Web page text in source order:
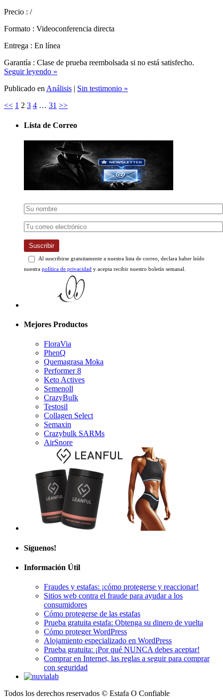
Formato : Videoconferencia directa
Entrega : En línea
Garantía : Clase de prueba reembolsada si no está satisfecho.
Publicado enAnálisis
<< 1 2 3 4 … 31 >>
Lista de Correo
Suscribir
Al suscribirse gratuitamente a nuestra lista de correo, declara haber leído
nuestrapolítica de privacidad
FloraVia
Quemagrasa Moka
Performer 8
Keto Actives
Semenoll
CrazyBulk
Testosil
Collagen Select
Semaxin
Crazybulk SARMs
AirSnore
Información Útil
Fraudes y estafas: ¡cómo protegerse y reaccionar!
consumidores
Cómo protegerse de las estafas
Prueba gratuita estafa: Obtenga su dinero de vuelta
Cómo proteger WordPress
Alojamiento especializado en WordPress
Prueba gratuita: ¡Por qué NUNCA debes aceptar!
Comprar en Internet, las reglas a seguir para comprar
con seguridad
Todos los derechos reservados © Estafa O Confiable
GTCU|FAQ|A propósito|Plano del sitio